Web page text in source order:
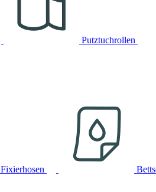
Putztuchrollen
Fixierhosen